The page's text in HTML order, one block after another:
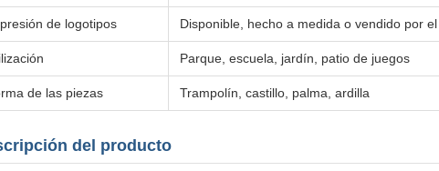
de logotipos Disponible, hecho a medida o vendido por
Parque, escuela, jardín, patio de juegos
de las piezas Trampolín, castillo, palma, ardilla
del producto